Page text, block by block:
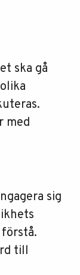
ska gå
med
sig
till